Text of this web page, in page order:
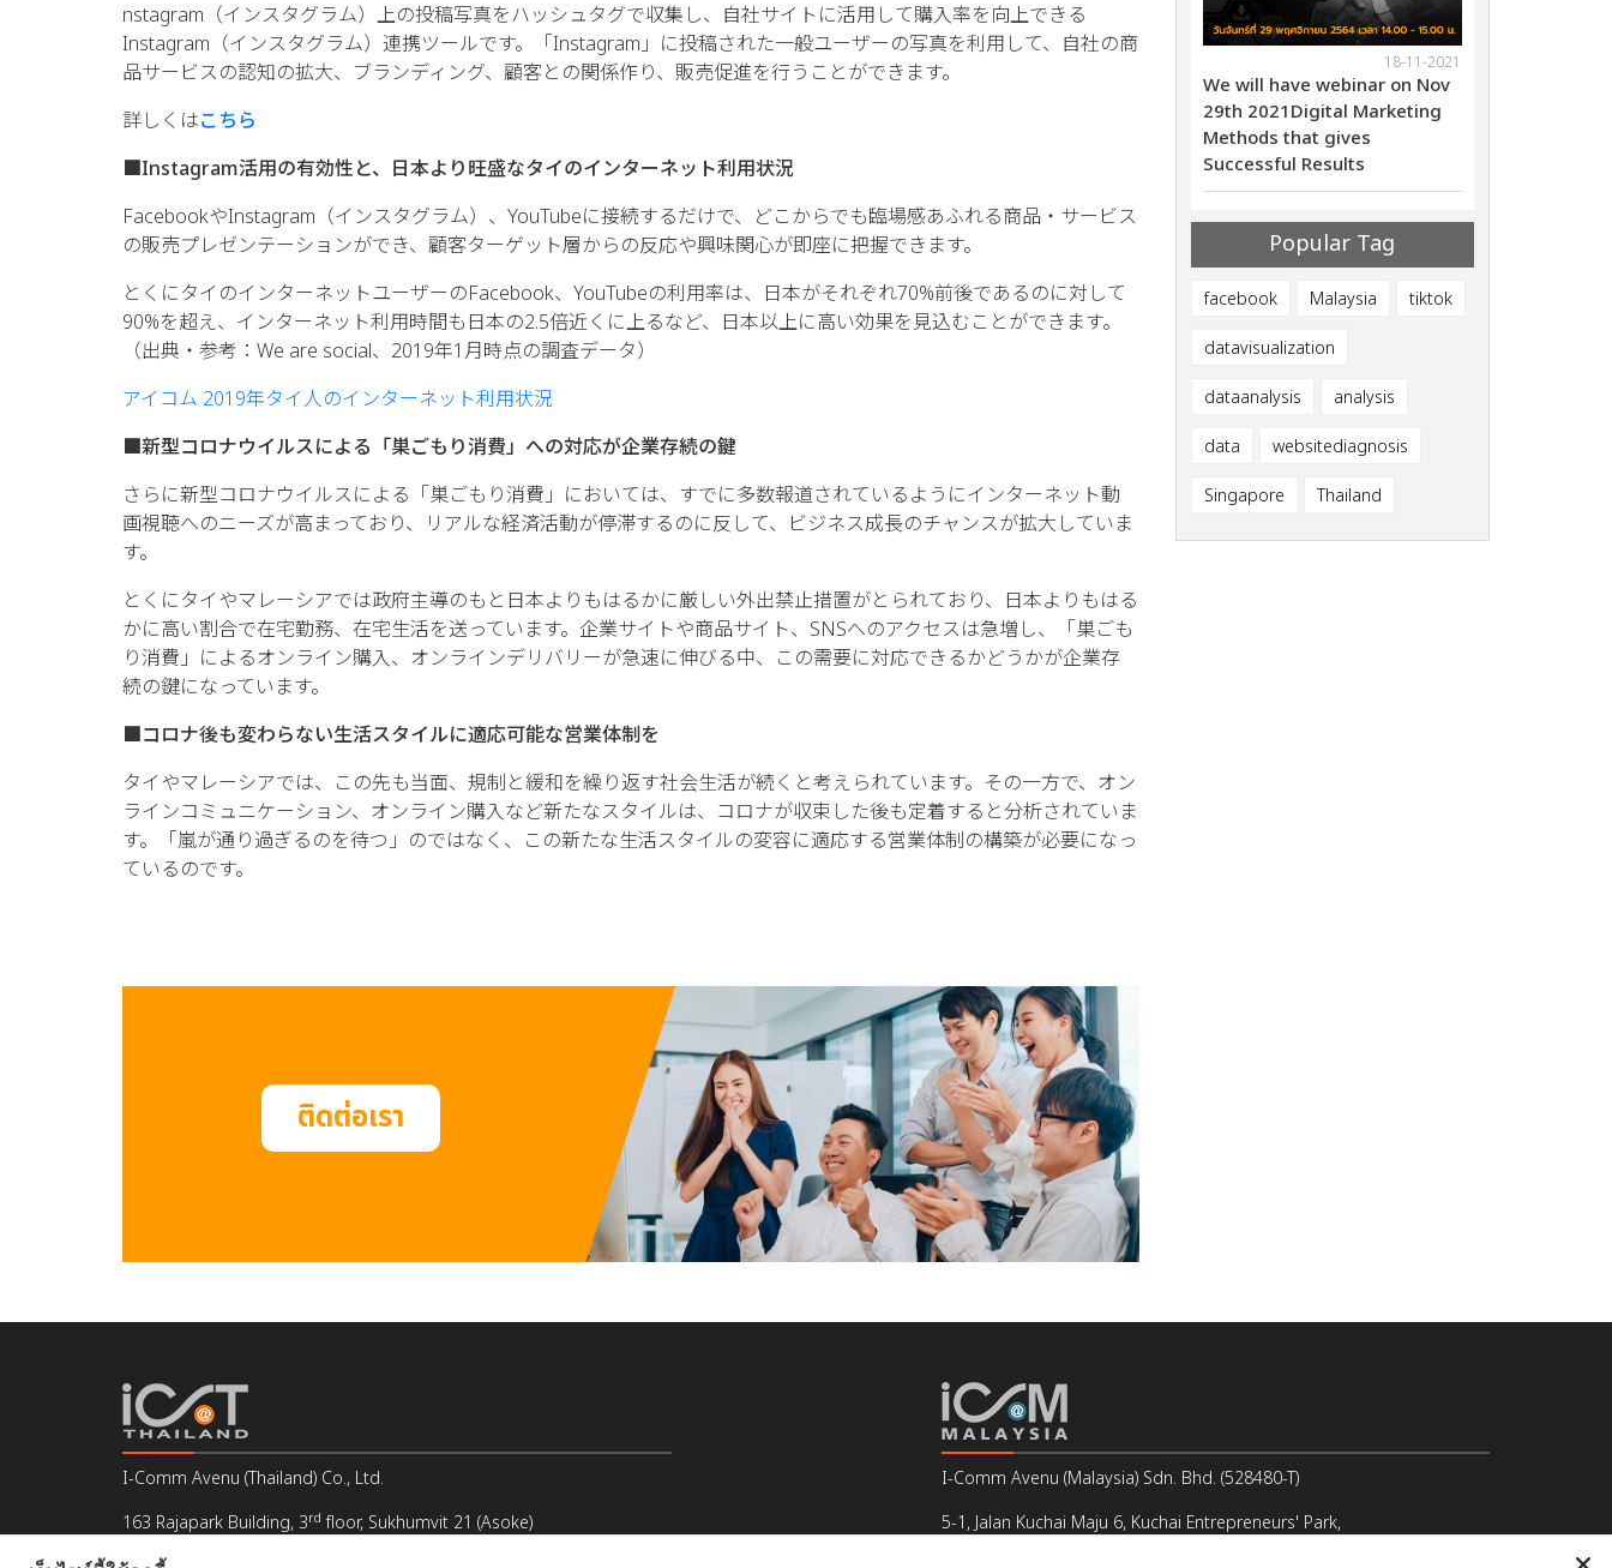
nstagram（インスタグラム）上の投稿写真をハッシュタグで収集し、自社サイトに活用して購入率を向上できる
Instagram（インスタグラム）連携ツールです。「Instagram」に投稿された一般ユーザーの写真を利用して、自社の商
品サービスの認知の拡大、ブランディング、顧客との関係作り、販売促進を行うことができます。
詳しくはこちら
■Instagram活用の有効性と、日本より旺盛なタイのインターネット利用状況
FacebookやInstagram（インスタグラム）、YouTubeに接続するだけで、どこからでも臨場感あふれる商品・サービス
の販売プレゼンテーションができ、顧客ターゲット層からの反応や興味関心が即座に把握できます。
とくにタイのインターネットユーザーのFacebook、YouTubeの利用率は、日本がそれぞれ70%前後であるのに対して
90%を超え、インターネット利用時間も日本の2.5倍近くに上るなど、日本以上に高い効果を見込むことができます。
（出典・参考：We are social、2019年1月時点の調査データ）
アイコム 2019年タイ人のインターネット利用状況
■新型コロナウイルスによる「巣ごもり消費」への対応が企業存続の鍵
さらに新型コロナウイルスによる「巣ごもり消費」においては、すでに多数報道されているようにインターネット動
画視聴へのニーズが高まっており、リアルな経済活動が停滞するのに反して、ビジネス成長のチャンスが拡大していま
す。
とくにタイやマレーシアでは政府主導のもと日本よりもはるかに厳しい外出禁止措置がとられており、日本よりもはる
かに高い割合で在宅勤務、在宅生活を送っています。企業サイトや商品サイト、SNSへのアクセスは急増し、「巣ごも
り消費」によるオンライン購入、オンラインデリバリーが急速に伸びる中、この需要に対応できるかどうかが企業存
続の鍵になっています。
■コロナ後も変わらない生活スタイルに適応可能な営業体制を
タイやマレーシアでは、この先も当面、規制と緩和を繰り返す社会生活が続くと考えられています。その一方で、オン
ラインコミュニケーション、オンライン購入など新たなスタイルは、コロナが収束した後も定着すると分析されていま
す。「嵐が通り過ぎるのを待つ」のではなく、この新たな生活スタイルの変容に適応する営業体制の構築が必要になっ
ているのです。
ติดต่อเรา
18-11-2021
We will have webinar on Nov
Successful Results
10-04-2020
Lanched a new service
We will have webinar on Nov
10-04-2020
Lanched a new service
“GoLive”
Popular Tag
facebook Malaysia
tiktok
datavisualization
dataanalysis
analysis
data
websitediagnosis
Singapore
Thailand
I-Comm Avenu (Thailand) Co., Ltd.
163 Rajapark Building, 3rd floor, Sukhumvit 21 (Asoke)
I-Comm Avenu (Malaysia) Sdn. Bhd. (528480-T)
5-1, Jalan Kuchai Maju 6, Kuchai Entrepreneurs' Park,